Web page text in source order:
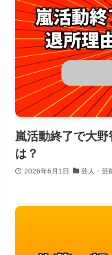
嵐活動終了で大
は？
2026年6月1日 芸人・芸